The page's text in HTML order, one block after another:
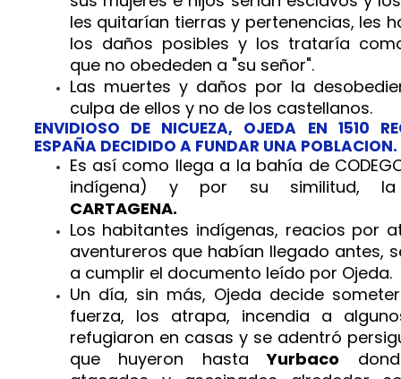
les quitarían tierras y pertenencias, les
los daños posibles y los trataría
que no obededen a "su señor".
Las muertes y daños por la
culpa de ellos y no de los castellanos.
ENVIDIOSO DE NICUEZA, OJEDA EN 1510
ESPAÑA DECIDIDO A FUNDAR UNA POBLACION.
Es así como llega a la bahía de
indígena) y por su similitud, la
CARTAGENA.
Los habitantes indígenas, reacios por
aventureros que habían llegado antes,
a cumplir el documento leído por Ojeda.
Un día, sin más, Ojeda decide
fuerza, los atrapa, incendia a
refugiaron en casas y se adentró
que huyeron hastaYurbaco